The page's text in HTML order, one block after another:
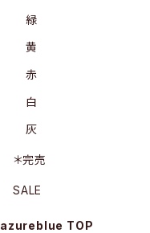
緑
黄
赤
白
灰
＊完売
SALE
azureblue TOP